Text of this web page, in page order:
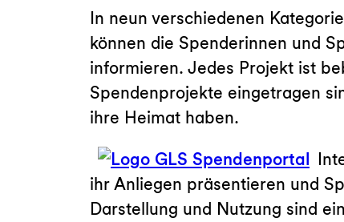
In neun verschiedenen
können die Spenderinnen und
informieren. Jedes Projekt ist
Spendenprojekte eingetragen
ihre Heimat haben.
ihr Anliegen präsentieren und
Darstellung und Nutzung sind